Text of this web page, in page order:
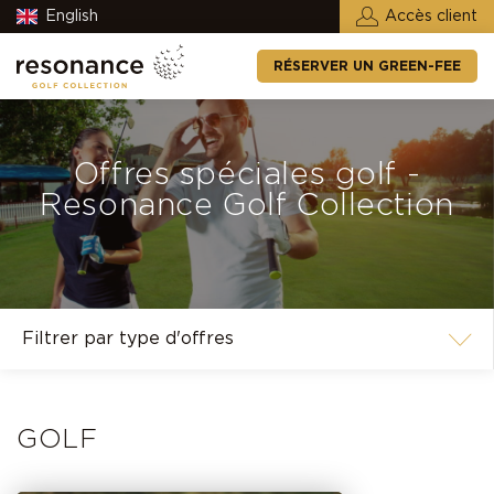
English Accès client
RÉSERVER UN GREEN-FEE
Offres spéciales golf -
Resonance Golf Collection
GOLF